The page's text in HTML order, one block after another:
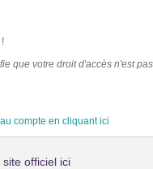
que votre droit d'accès n'est
compte en cliquant ici
officiel ici